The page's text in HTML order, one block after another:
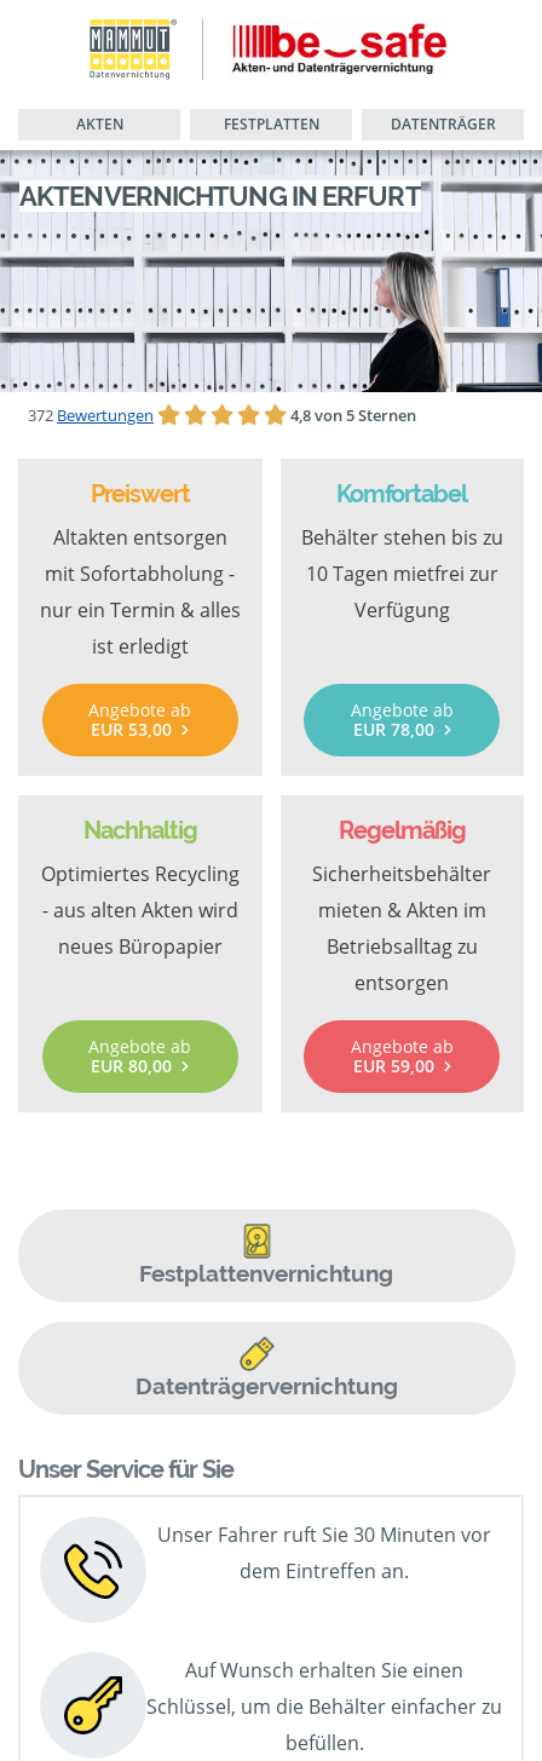
AKTEN FESTPLATTEN DATENTRÄGER
AKTENVERNICHTUNG IN ERFURT
372 Bewertungen 4,8 von 5 Sternen
Preiswert
Altakten entsorgen
mit Sofortabholung -
nur ein Termin & alles
ist erledigt
Angebote ab
EUR 53,00
Komfortabel
Behälter stehen bis zu
10 Tagen mietfrei zur
Verfügung
Angebote ab
EUR 78,00
Nachhaltig
Optimiertes Recycling
- aus alten Akten wird
neues Büropapier
Angebote ab
EUR 80,00
Regelmäßig
Sicherheitsbehälter
mieten & Akten im
Betriebsalltag zu
entsorgen
Angebote ab
EUR 59,00
Festplattenvernichtung
Datenträgervernichtung
Unser Service für Sie
Unser Fahrer ruft Sie 30 Minuten vor
dem Eintreffen an.
Auf Wunsch erhalten Sie einen
Schlüssel, um die Behälter einfacher zu
befüllen.